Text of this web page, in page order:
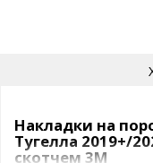
Накладки на
Тугелла 2019+/
скотчем 3M